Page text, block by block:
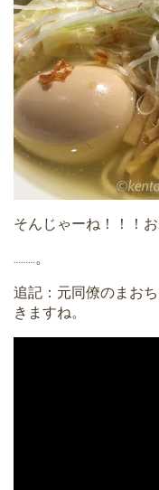
そんじゃーね！！！お
………。
追記：元同僚のまお
きますね。